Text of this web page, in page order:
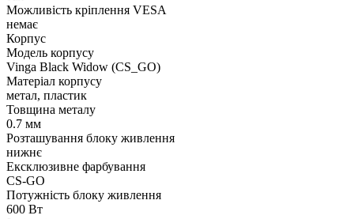
Можливість кріплення VESA
немає
Корпус
Модель корпусу
Vinga Black Widow (CS_GO)
Матеріал корпусу
метал, пластик
Товщина металу
0.7 мм
Розташування блоку живлення
нижнє
Ексклюзивне фарбування
CS-GO
Потужність блоку живлення
600 Вт